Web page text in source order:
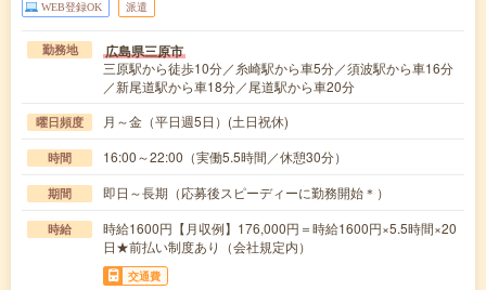
WEB登録OK 派遣
勤務地 広島県三原市
三原駅から徒歩10分／糸崎駅から車5分／須波駅から車16分
／新尾道駅から車18分／尾道駅から車20分
曜日頻度 月～金（平日週5日）(土日祝休)
時間 16:00～22:00（実働5.5時間／休憩30分）
期間 即日～長期（応募後スピーディーに勤務開始＊）
時給
時給1600円【月収例】176,000円＝時給1600円×5.5時間×20
日★前払い制度あり（会社規定内）
交通費